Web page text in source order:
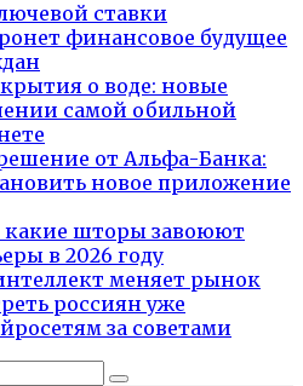
ставки
финансовое будущее
о воде: новые
самой обильной
от Альфа-Банка:
новое приложение
какие шторы завоюют
в 2026 году
меняет рынок
россиян уже
за советами